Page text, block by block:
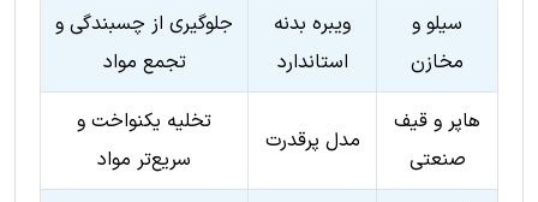
سیلو و
مخازن
ویبره بدنه
استاندارد
جلوگیری از چسبندگی و
تجمع مواد
هاپر و قیف
صنعتی
مدل پرقدرت
تخلیه یکنواخت و
سریع‌تر مواد